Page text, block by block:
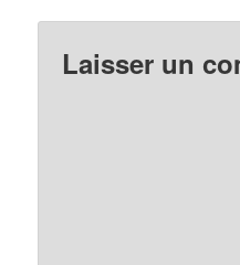
Laisser un